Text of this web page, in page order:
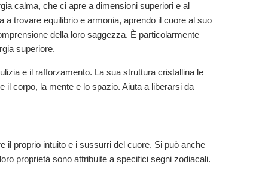
calma, che ci apre a dimensioni superiori e al
trovare equilibrio e armonia, aprendo il cuore al suo
della loro saggezza. È particolarmente
superiore.
e il rafforzamento. La sua struttura cristallina le
il corpo, la mente e lo spazio. Aiuta a liberarsi da
il proprio intuito e i sussurri del cuore. Si può anche
proprietà sono attribuite a specifici segni zodiacali.